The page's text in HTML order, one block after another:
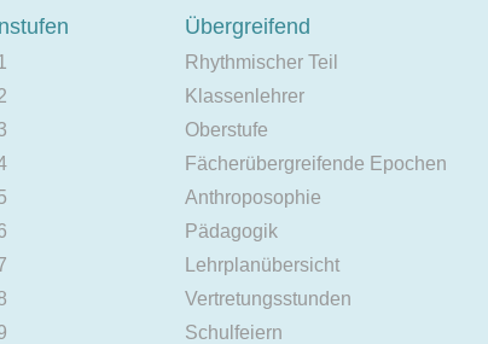
Übergreifend
Rhythmischer Teil
Klassenlehrer
Oberstufe
Fächerübergreifende Epochen
Anthroposophie
Pädagogik
Lehrplanübersicht
Vertretungsstunden
Schulfeiern